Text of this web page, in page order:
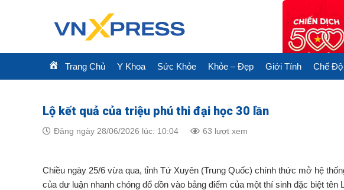
Trang Chủ Y Khoa Sức Khỏe Khỏe – Đẹp Giới Tính Chế
Lộ kết quả của triệu phú thi đại học 30 lần
Đăng ngày 28/06/2026 lúc: 10:04 63 lượt xem
Chiều ngày 25/6 vừa qua, tỉnh Tứ Xuyên (Trung Quốc) chính thức mở hệ
của dư luận nhanh chóng đổ dồn vào bảng điểm của một thí sinh đặc biệt